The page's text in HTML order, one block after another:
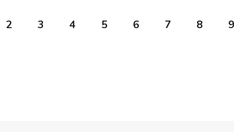
2 3 4 5 6 7 8 9